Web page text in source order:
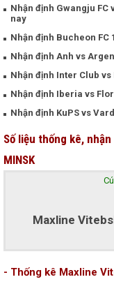
Nhận định Gwangju FC
nay
Nhận định Bucheon FC
Nhận định Anh vs
Nhận định Inter Club vs
Nhận định Iberia vs
Nhận định KuPS vs
Số liệu thống kê, nhận
MINSK
Maxline
- Thống kê Maxline